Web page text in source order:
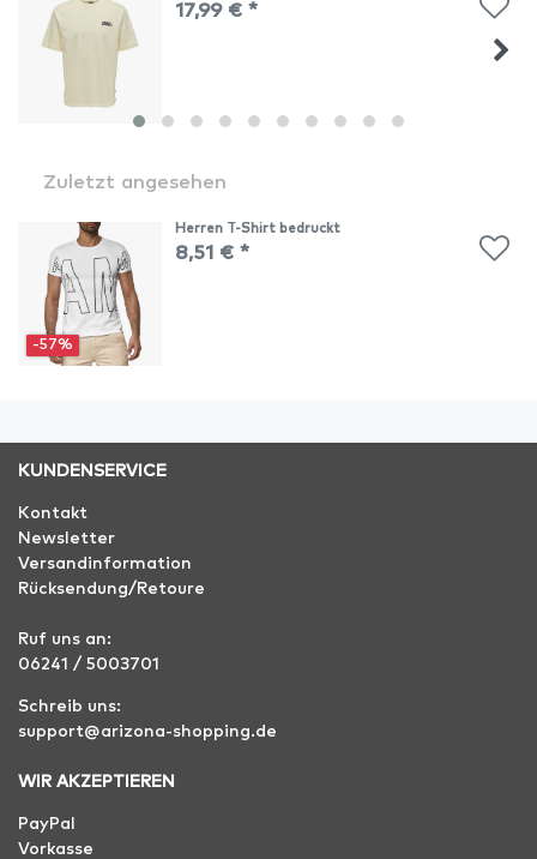
17,99 € *
Zuletzt angesehen
-57%
Herren T-Shirt bedruckt
8,51 € *
KUNDENSERVICE
Kontakt
Newsletter
Versandinformation
Rücksendung/Retoure
Ruf uns an:
06241 / 5003701
Schreib uns:
support@arizona-shopping.de
WIR AKZEPTIEREN
PayPal
Vorkasse